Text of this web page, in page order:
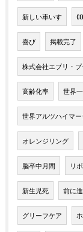
新しい車いす
喜び 掲載完了
株式会社エブリ・プ
高齢化率 世界一
世界アルツハイマー
オレンジリング
脳卒中月間 リ
新生児死 前に
グリーフケア